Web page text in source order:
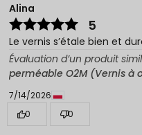
Alina
5
Le vernis s’étale bien et
Évaluation d’un produit
perméable O2M (Vernis à
7/14/2026
0
0